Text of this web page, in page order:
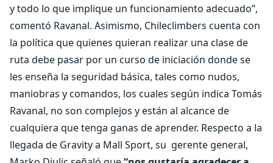
y todo lo que implique un funcionamiento adecuado”,
comentó Ravanal. Asimismo, Chileclimbers cuenta con
la política que quienes quieran realizar una clase de
ruta debe pasar por un curso de iniciación donde se
les enseña la seguridad básica, tales como nudos,
maniobras y comandos, los cuales según indica Tomás
Ravanal, no son complejos y están al alcance de
cualquiera que tenga ganas de aprender. Respecto a la
llegada de Gravity a Mall Sport, su gerente general,